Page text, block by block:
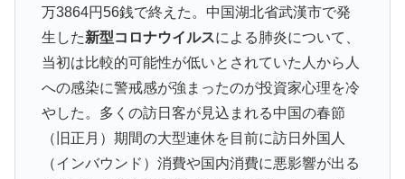
万3864円56銭で終えた。中国湖北省武漢市で発
生した新型コロナウイルスによる肺炎について、
当初は比較的可能性が低いとされていた人から人
への感染に警戒感が強まったのが投資家心理を冷
やした。多くの訪日客が見込まれる中国の春節
（旧正月）期間の大型連休を目前に訪日外国人
（インバウンド）消費や国内消費に悪影響が出る